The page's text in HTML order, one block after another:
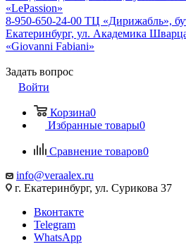
«LePassion»
8-950-650-24-00 ТЦ «Дирижабль»,
Екатеринбург, ул. Академика
«Giovanni Fabiani»
Задать вопрос
Войти
Корзина0
Избранные товары0
Сравнение товаров0
info@veraalex.ru
г. Екатеринбург, ул. Сурикова 37
Вконтакте
Telegram
WhatsApp